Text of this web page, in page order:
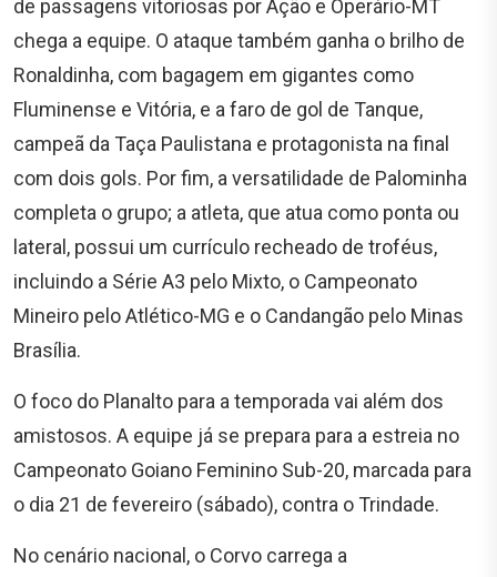
de passagens vitoriosas por Ação e Operário-MT
chega a equipe. O ataque também ganha o brilho de
Ronaldinha, com bagagem em gigantes como
Fluminense e Vitória, e a faro de gol de Tanque,
campeã da Taça Paulistana e protagonista na final
com dois gols. Por fim, a versatilidade de Palominha
completa o grupo; a atleta, que atua como ponta ou
lateral, possui um currículo recheado de troféus,
incluindo a Série A3 pelo Mixto, o Campeonato
Mineiro pelo Atlético-MG e o Candangão pelo Minas
Brasília.
O foco do Planalto para a temporada vai além dos
amistosos. A equipe já se prepara para a estreia no
Campeonato Goiano Feminino Sub-20, marcada para
o dia 21 de fevereiro (sábado), contra o Trindade.
No cenário nacional, o Corvo carrega a